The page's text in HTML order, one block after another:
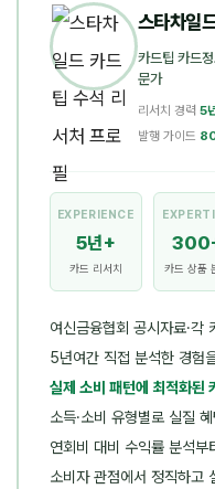
스타차일
카드팁 카드
문가
리서치 경력 5
발행 가이드
EXPERIENCE
5년+
카드 리서치 카드 상품
여신금융협회 공시자료·각
5년여간 직접 분석한 경험
실제 소비 패턴에 최적화된
소득·소비 유형별로 실질
연회비 대비 수익률 분석부
소비자 관점에서 정직하고